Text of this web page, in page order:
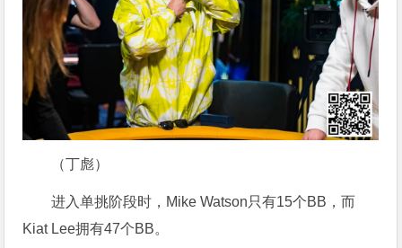
（丁彪）
进入单挑阶段时，Mike Watson只有15个BB，而
Kiat Lee拥有47个BB。